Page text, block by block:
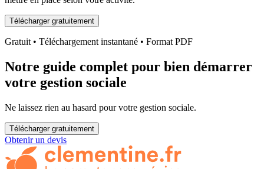
Télécharger gratuitement
Gratuit • Téléchargement instantané • Format PDF
Notre guide complet pour bien démarrer
votre gestion sociale
Ne laissez rien au hasard pour votre gestion sociale.
Télécharger gratuitement
Obtenir un devis